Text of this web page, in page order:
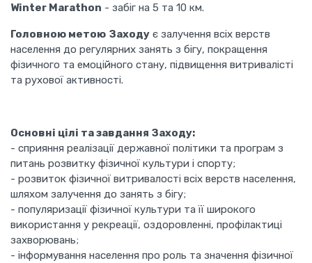
Winter Marathon - забіг на 5 та 10 км.
Головною метою Заходу є залучення всіх верств
населення до регулярних занять з бігу, покращення
фізичного та емоційного стану, підвищення витривалісті
та рухової активності.
Основні цілі та завдання Заходу:
- сприяння реалізації державної політики та програм з
питань розвитку фізичної культури і спорту;
- розвиток фізичної витривалості всіх верств населення,
шляхом залучення до занять з бігу;
- популяризації фізичної культури та її широкого
використання у рекреації, оздоровленні, профілактиці
захворювань;
- інформування населення про роль та значення фізичної